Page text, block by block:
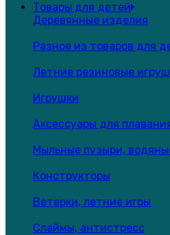
Товары для детей
Деревянные изделия
Разное из товаров для
Летние резиновые
Игрушки
Аксессуары для
Мыльные пузыри,
Конструкторы
Ветерки, летние игры
Слаймы, антистресс